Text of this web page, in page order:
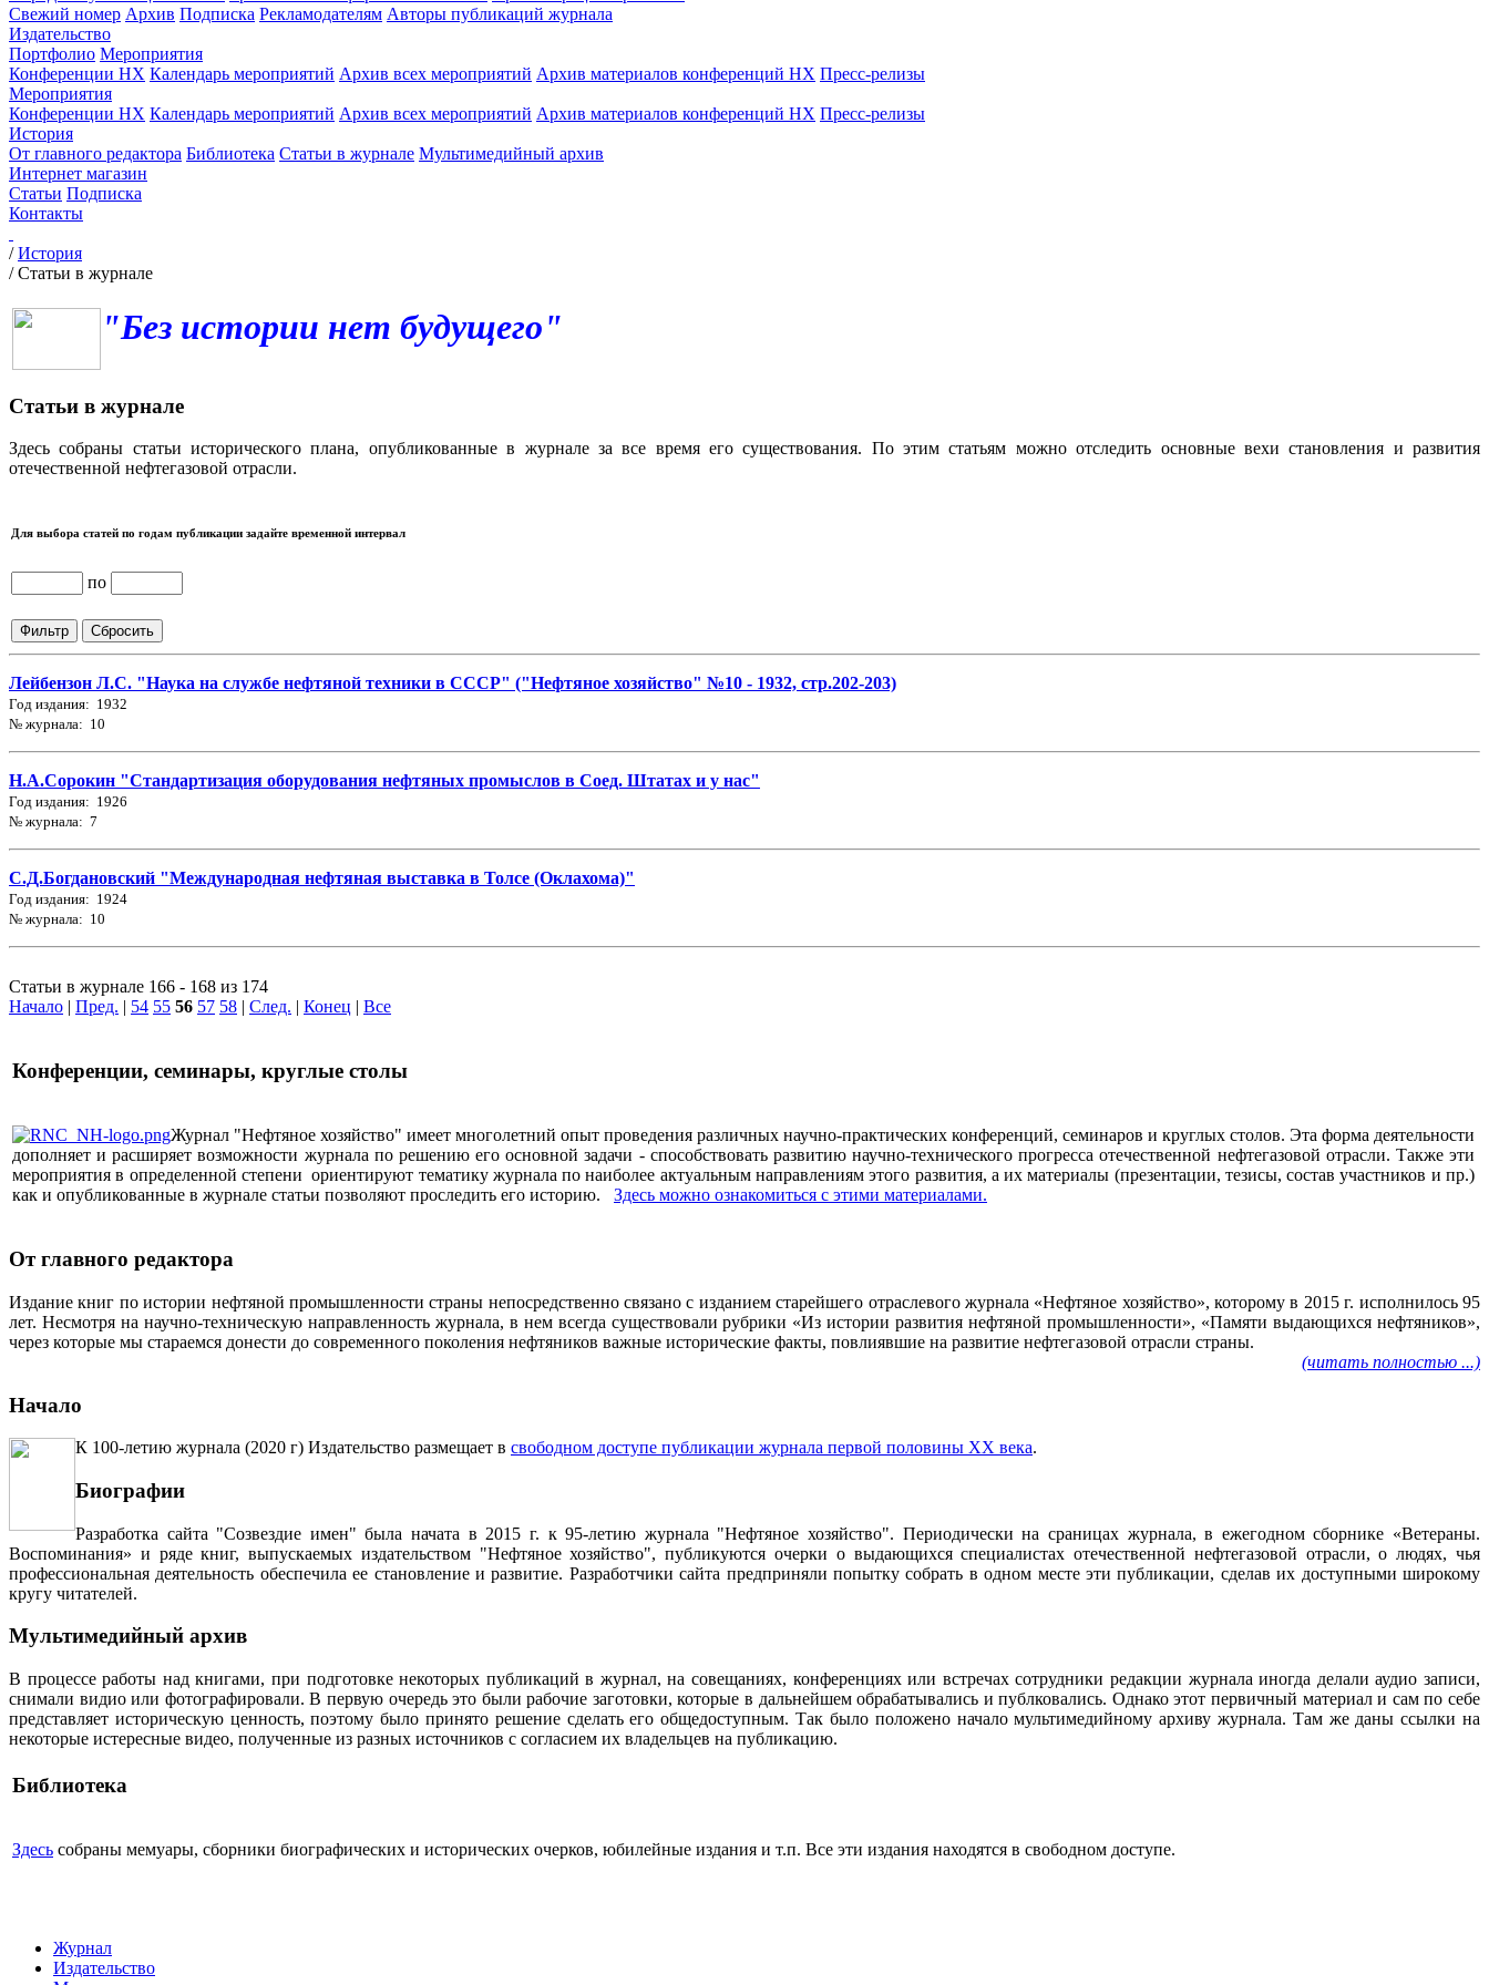
Свежий номер Архив Подписка Рекламодателям Авторы публикаций журнала
Издательство
Портфолио Мероприятия
Конференции НХ Календарь мероприятий Архив всех мероприятий Архив материалов конференций НХ Пресс-релизы
Мероприятия
Конференции НХ Календарь мероприятий Архив всех мероприятий Архив материалов конференций НХ Пресс-релизы
История
От главного редактора Библиотека Статьи в журнале Мультимедийный архив
Интернет магазин
Статьи Подписка
Контакты
/История
/Статьи в журнале
"Без истории нет будущего"
Статьи в журнале
Здесь собраны статьи исторического плана, опубликованные в журнале за все время его существования. По этим статьям можно отследить основные вехи становления и развития
отечественной нефтегазовой отрасли.
Для выбора статей по годам публикации задайте временной интервал
по
Лейбензон Л.С. "Наука на службе нефтяной техники в СССР" ("Нефтяное хозяйство" №10 - 1932, стр.202-203)
Год издания: 1932
№ журнала: 10
Н.А.Сорокин "Стандартизация оборудования нефтяных промыслов в Соед. Штатах и у нас"
Год издания: 1926
№ журнала: 7
С.Д.Богдановский "Международная нефтяная выставка в Толсе (Оклахома)"
Год издания: 1924
№ журнала: 10
Статьи в журнале 166 - 168 из 174
Начало | Пред. | 54 55 56 57 58 | След. | Конец | Все
Конференции, семинары, круглые столы
Журнал "Нефтяное хозяйство" имеет многолетний опыт проведения различных научно-практических конференций, семинаров и круглых столов. Эта форма деятельности
дополняет и расширяет возможности журнала по решению его основной задачи - способствовать развитию научно-технического прогресса отечественной нефтегазовой отрасли. Также эти
мероприятия в определенной степени ориентируют тематику журнала по наиболее актуальным направлениям этого развития, а их материалы (презентации, тезисы, состав участников и пр.)
как и опубликованные в журнале статьи позволяют проследить его историю. Здесь можно ознакомиться с этими материалами.
От главного редактора
Издание книг по истории нефтяной промышленности страны непосредственно связано с изданием старейшего отраслевого журнала «Нефтяное хозяйство», которому в 2015 г. исполнилось 95
лет. Несмотря на научно-техническую направленность журнала, в нем всегда существовали рубрики «Из истории развития нефтяной промышленности», «Памяти выдающихся нефтяников»,
через которые мы стараемся донести до современного поколения нефтяников важные исторические факты, повлиявшие на развитие нефтегазовой отрасли страны.
(читать полностью ...)
Начало
К 100-летию журнала (2020 г) Издательство размещает в свободном доступе публикации журнала первой половины ХХ века.
Биографии
Разработка сайта "Созвездие имен" была начата в 2015 г. к 95-летию журнала "Нефтяное хозяйство". Периодически на сраницах журнала, в ежегодном сборнике «Ветераны.
Воспоминания» и ряде книг, выпускаемых издательством "Нефтяное хозяйство", публикуются очерки о выдающихся специалистах отечественной нефтегазовой отрасли, о людях, чья
профессиональная деятельность обеспечила ее становление и развитие. Разработчики сайта предприняли попытку собрать в одном месте эти публикации, сделав их доступными широкому
кругу читателей.
Мультимедийный архив
В процессе работы над книгами, при подготовке некоторых публикаций в журнал, на совещаниях, конференциях или встречах сотрудники редакции журнала иногда делали аудио записи,
снимали видио или фотографировали. В первую очередь это были рабочие заготовки, которые в дальнейшем обрабатывались и публковались. Однако этот первичный материал и сам по себе
представляет историческую ценность, поэтому было принято решение сделать его общедоступным. Так было положено начало мультимедийному архиву журнала. Там же даны ссылки на
некоторые истересные видео, полученные из разных источников с согласием их владельцев на публикацию.
Библиотека
Здесь собраны мемуары, сборники биографических и исторических очерков, юбилейные издания и т.п. Все эти издания находятся в свободном доступе.
Журнал
Издательство